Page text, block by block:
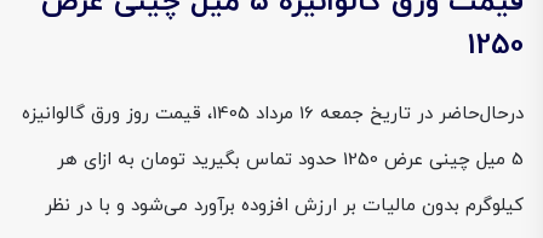
1250
درحال‌حاضر در تاریخ جمعه 16 مرداد 1405، قیمت روز ورق گالوانیزه
5 میل چینی عرض 1250 حدود تماس بگیرید تومان به ازای هر
کیلوگرم بدون مالیات بر ارزش افزوده برآورد می‌شود و با در نظر